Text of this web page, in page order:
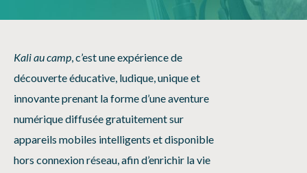
Kali au camp, c’est une expérience de
découverte éducative, ludique, unique et
innovante prenant la forme d’une aventure
numérique diffusée gratuitement sur
appareils mobiles intelligents et disponible
hors connexion réseau, afin d’enrichir la vie